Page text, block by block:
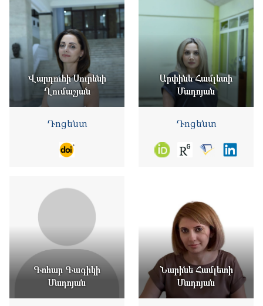
Վարդուհի Սուրենի
Ղումաշյան
Դոցենտ
Արփինե Համլետի
Մադոյան
Դոցենտ
Գոհար Գագիկի
Մադոյան
Նարինե Համլետի
Մադոյան